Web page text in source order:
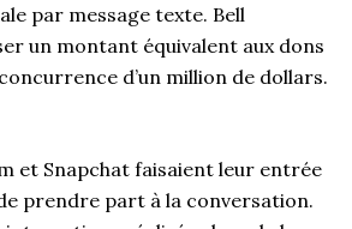
par message texte. Bell
un montant équivalent aux dons
d’un million de dollars.
et Snapchat faisaient leur entrée
prendre part à la conversation.